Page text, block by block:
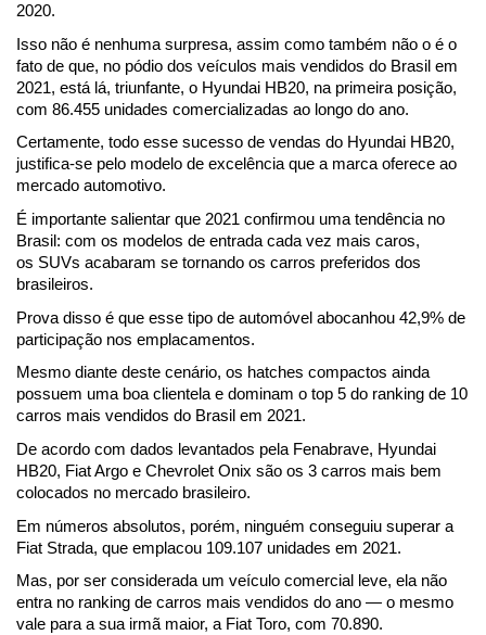
2020.
Isso não é nenhuma surpresa, assim como também não o é o
fato de que, no pódio dos veículos mais vendidos do Brasil em
2021, está lá, triunfante, o Hyundai HB20, na primeira posição,
com 86.455 unidades comercializadas ao longo do ano.
Certamente, todo esse sucesso de vendas do Hyundai HB20,
justifica-se pelo modelo de excelência que a marca oferece ao
mercado automotivo.
É importante salientar que 2021 confirmou uma tendência no
Brasil: com os modelos de entrada cada vez mais caros,
os SUVs acabaram se tornando os carros preferidos dos
brasileiros.
Prova disso é que esse tipo de automóvel abocanhou 42,9% de
participação nos emplacamentos.
Mesmo diante deste cenário, os hatches compactos ainda
possuem uma boa clientela e dominam o top 5 do ranking de 10
carros mais vendidos do Brasil em 2021.
De acordo com dados levantados pela Fenabrave, Hyundai
HB20, Fiat Argo e Chevrolet Onix são os 3 carros mais bem
colocados no mercado brasileiro.
Em números absolutos, porém, ninguém conseguiu superar a
Fiat Strada, que emplacou 109.107 unidades em 2021.
Mas, por ser considerada um veículo comercial leve, ela não
entra no ranking de carros mais vendidos do ano — o mesmo
vale para a sua irmã maior, a Fiat Toro, com 70.890.